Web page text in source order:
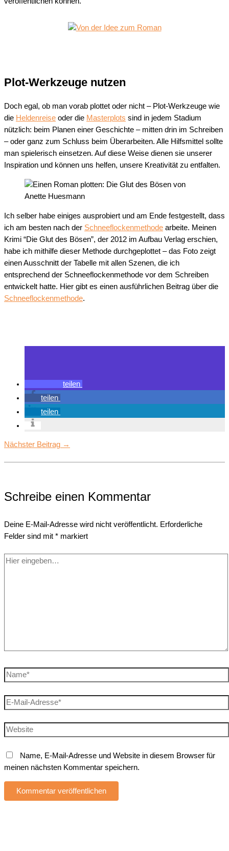
Plot-Werkzeuge nutzen
Doch egal, ob man vorab plottet oder nicht – Plot-Werkzeuge wie
die Heldenreise oder die Masterplots sind in jedem Stadium
nützlich: beim Planen einer Geschichte – mitten drin im Schreiben
– oder ganz zum Schluss beim Überarbeiten. Alle Hilfsmittel sollte
man spielerisch einsetzen. Auf diese Weise dienen sie unserer
Inspiration und können uns helfen, unsere Kreativität zu entfalten.
Ich selber habe einiges ausprobiert und am Ende festgestellt, dass
ich am besten nach der Schneeflockenmethode arbeite. Meinen
Krimi “Die Glut des Bösen”, der 2012 im Aufbau Verlag erschien,
habe ich mithilfe dieser Methode durchgeplottet – das Foto zeigt
einen Ausschnitt der Tabelle mit allen Szenen, die ich
entsprechend der Schneeflockenmethode vor dem Schreiben
entwickelt hatte. Hier gibt es einen ausführlichen Beitrag über die
Schneeflockenmethode.
teilen
teilen
teilen
Nächster Beitrag →
Schreibe einen Kommentar
Deine E-Mail-Adresse wird nicht veröffentlicht. Erforderliche
Felder sind mit * markiert
Hier
Name*
E-
Mail-
Adresse*
Website
Name, E-Mail-Adresse und Website in diesem Browser für
meinen nächsten Kommentar speichern.